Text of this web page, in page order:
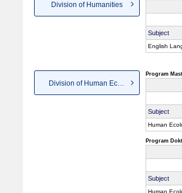
Division of Humanities
Subject
English
Division of Human Ecology
Program
Subject
Human
Program
Subject
Human